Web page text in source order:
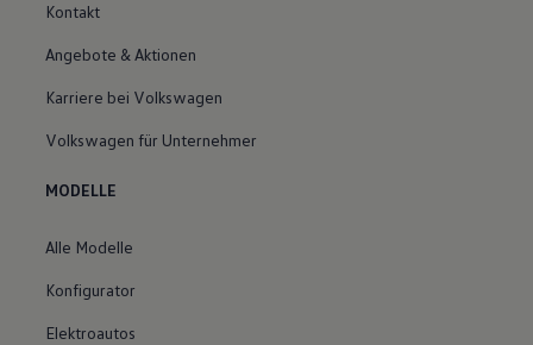
Kontakt
Angebote & Aktionen
Karriere bei Volkswagen
Volkswagen für Unternehmer
MODELLE
Alle Modelle
Konfigurator
Elektroautos